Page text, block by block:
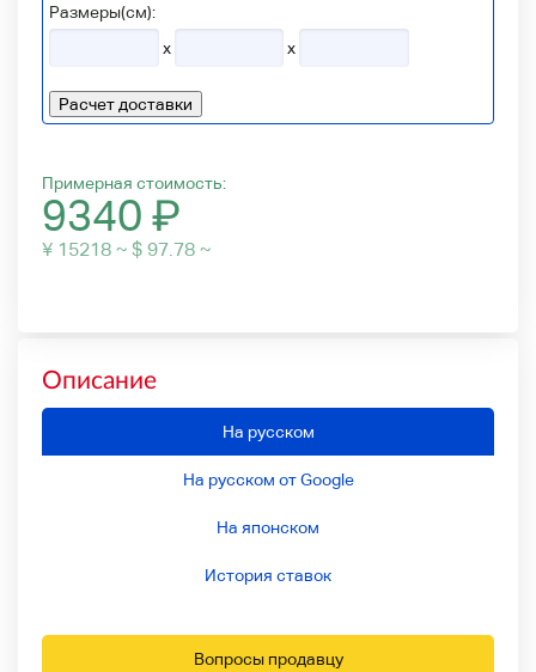
Размеры(см):
x
x
Расчет доставки
Примерная стоимость:
9340 ₽
¥ 15218 ~ $ 97.78 ~
Описание
На русском
На русском от Google
На японском
История ставок
Вопросы продавцу